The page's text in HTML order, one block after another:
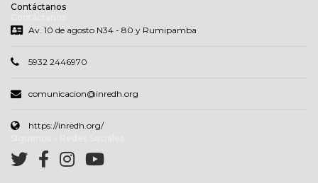
Contáctanos
Av. 10 de agosto N34 - 80 y Rumipamba
5932 2446970
comunicacion@inredh.org
https://inredh.org/